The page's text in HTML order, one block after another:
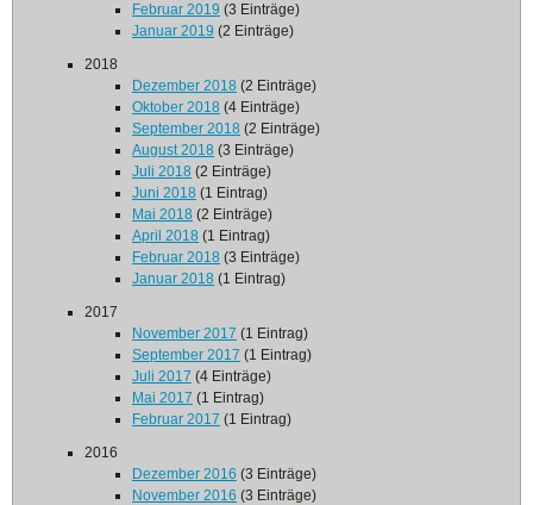
Februar 2019 (3 Einträge)
Januar 2019 (2 Einträge)
2018
Dezember 2018 (2 Einträge)
Oktober 2018 (4 Einträge)
September 2018 (2 Einträge)
August 2018 (3 Einträge)
Juli 2018 (2 Einträge)
Juni 2018 (1 Eintrag)
Mai 2018 (2 Einträge)
April 2018 (1 Eintrag)
Februar 2018 (3 Einträge)
Januar 2018 (1 Eintrag)
2017
November 2017 (1 Eintrag)
September 2017 (1 Eintrag)
Juli 2017 (4 Einträge)
Mai 2017 (1 Eintrag)
Februar 2017 (1 Eintrag)
2016
Dezember 2016 (3 Einträge)
November 2016 (3 Einträge)